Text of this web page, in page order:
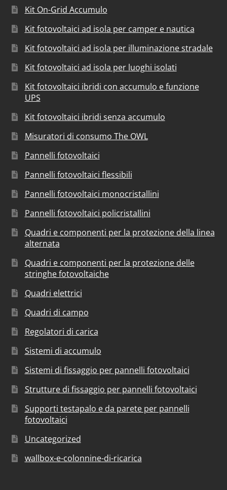
Kit On-Grid Accumulo
Kit fotovoltaici ad isola per camper e nautica
Kit fotovoltaici ad isola per illuminazione stradale
Kit fotovoltaici ad isola per luoghi isolati
Kit fotovoltaici ibridi con accumulo e funzione
UPS
Kit fotovoltaici ibridi senza accumulo
Misuratori di consumo The OWL
Pannelli fotovoltaici
Pannelli fotovoltaici flessibili
Pannelli fotovoltaici monocristallini
Pannelli fotovoltaici policristallini
Quadri e componenti per la protezione della linea
alternata
Quadri e componenti per la protezione delle
stringhe fotovoltaiche
Quadri elettrici
Quadri di campo
Regolatori di carica
Sistemi di accumulo
Sistemi di fissaggio per pannelli fotovoltaici
Strutture di fissaggio per pannelli fotovoltaici
Supporti testapalo e da parete per pannelli
fotovoltaici
Uncategorized
wallbox-e-colonnine-di-ricarica